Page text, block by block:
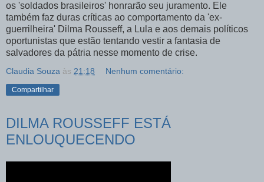
os 'soldados brasileiros' honrarão seu juramento. Ele
também faz duras críticas ao comportamento da 'ex-
guerrilheira' Dilma Rousseff, a Lula e aos demais políticos
oportunistas que estão tentando vestir a fantasia de
salvadores da pátria nesse momento de crise.
Claudia Souza às 21:18 Nenhum comentário:
Compartilhar
DILMA ROUSSEFF ESTÁ
ENLOUQUECENDO